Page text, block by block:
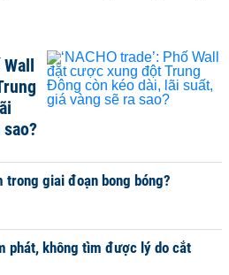
Wall
trong giai đoạn bong bóng?
phát, không tìm được lý do cắt